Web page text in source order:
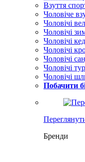
Взуття
Чоловіче
Чоловічі
Чоловічі
Чоловічі
Чоловічі
Чоловічі
Чоловічі
Чоловічі
Побачити
Бренди